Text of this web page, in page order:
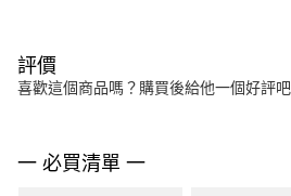
評價
喜歡這個商品嗎？購買後給他一個好評吧
一 必買清單 一